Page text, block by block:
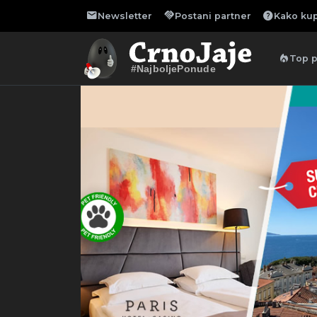
mailNewsletter handshakePostani partner helpKako
#NajboljePonude
local_fire_department Top